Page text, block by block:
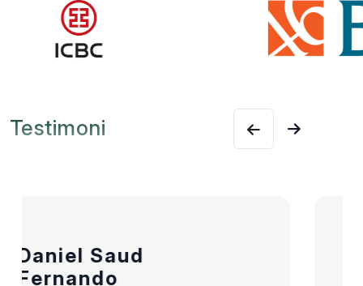
Testimoni
Reni Novella
PT Global Service Wisata